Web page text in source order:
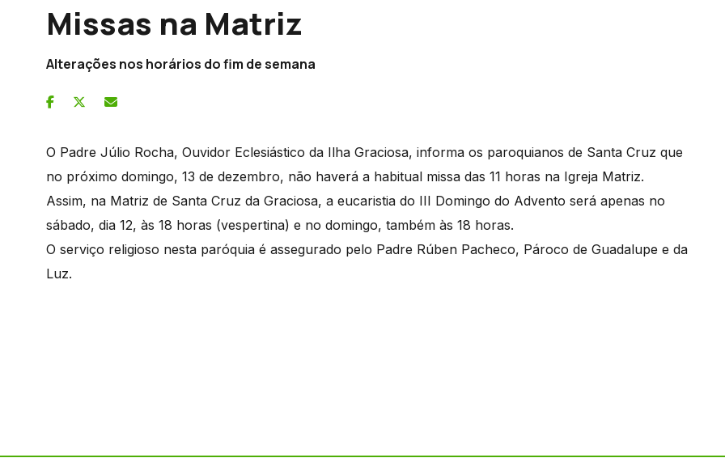
Missas na Matriz
Alterações nos horários do fim de semana
O Padre Júlio Rocha, Ouvidor Eclesiástico da Ilha Graciosa, informa os paroquianos de Santa Cruz que
no próximo domingo, 13 de dezembro, não haverá a habitual missa das 11 horas na Igreja Matriz.
Assim, na Matriz de Santa Cruz da Graciosa, a eucaristia do III Domingo do Advento será apenas no
sábado, dia 12, às 18 horas (vespertina) e no domingo, também às 18 horas.
O serviço religioso nesta paróquia é assegurado pelo Padre Rúben Pacheco, Pároco de Guadalupe e da
Luz.